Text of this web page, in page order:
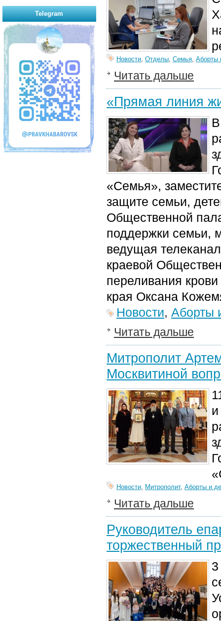
Новости, Отделы, Семья, Аборты
Читать дальше
«Прямая линия
«Семья»,
защите семьи,
Общественной
поддержки семьи,
ведущая
краевой
переливания
края Оксана
Новости, Аборты
Читать дальше
Митрополит
Москвитиной
Новости, Митрополит, Аборты и
Читать дальше
Руководитель
торжественный
Telegram